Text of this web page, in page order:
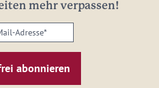
mehr verpassen!